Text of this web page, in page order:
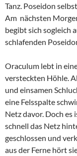
Tanz. Poseidon
Am nächsten
begibt sich sogleich
schlafenden
Oraculum lebt in
versteckten Höhle.
und einsamen
eine Felsspalte
Netz davor. Doch es
schnell das Netz
geschlossen und
aus der Ferne hört